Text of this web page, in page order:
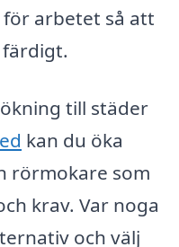
arbetet så att
till städer
kan du öka
rörmokare som
krav. Var noga
och välj